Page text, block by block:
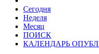
Сегодня
Неделя
Месяц
ПОИСК
КАЛЕНДАРЬ